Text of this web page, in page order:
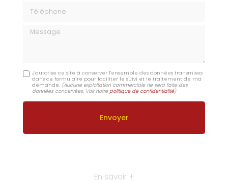
Message
J'autorise ce site à conserver l'ensemble des données transmises
dans ce formulaire pour faciliter le suivi et le traitement de ma
demande. (Aucune exploitation commerciale ne sera faite des
données concervées. Voir notrepolitique de confidentialité)
En savoir +